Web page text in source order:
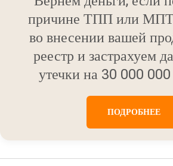
причине ТПП или МПТ
во внесении вашей
реестр и застрахуем
утечки на 30 000
ПОДРОБНЕЕ